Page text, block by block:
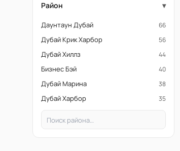
Район ▾
Даунтаун Дубай 66
Дубай Крик Харбор 56
Дубай Хиллз 44
Бизнес Бэй 40
Дубай Марина 38
Дубай Харбор 35